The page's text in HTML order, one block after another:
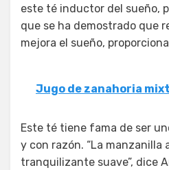
este té inductor del sueño,
que se ha demostrado que
mejora el sueño,
Jugo de zanahoria
Este té tiene fama de ser
y con razón. “La manzanilla
tranquilizante suave”, dice